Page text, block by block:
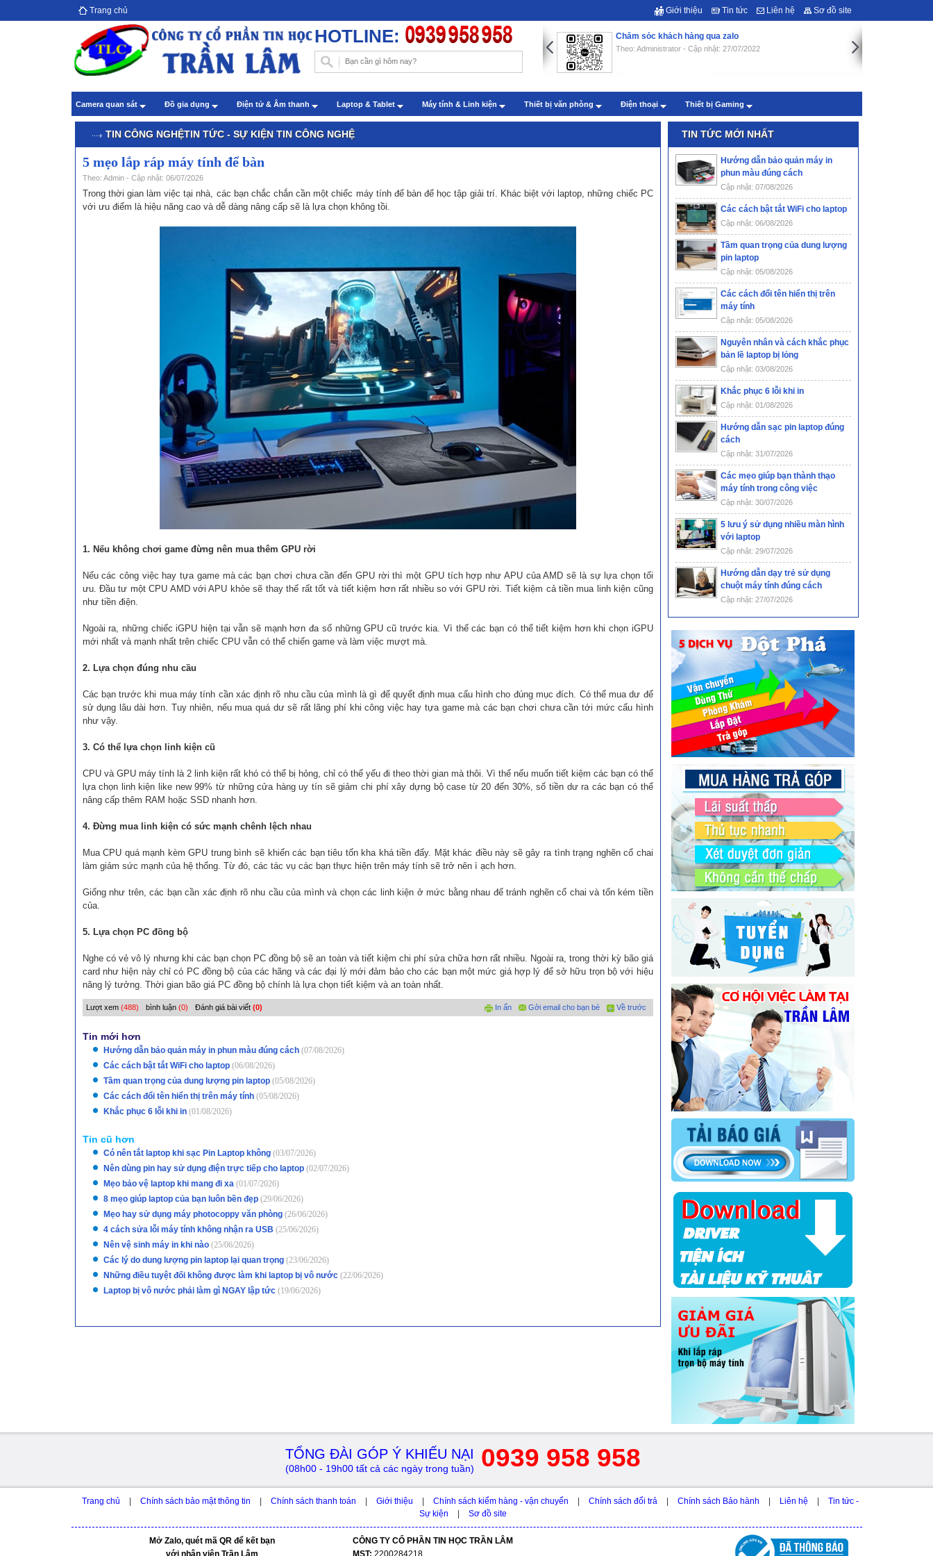
Trang chủ Giới thiệu Tin tức Liên hệ Sơ đồ site
HOTLINE:
Hướng dẫn chèn hình nền trong Word với những thao tác đơn
giản
Theo: Administrator - Cập nhật: 22/07/2019
Chăm sóc khách hàng qua zalo
Theo: Administrator - Cập nhật: 27/07/2022
Chăm sóc khách hàng qua zalo
Theo: Administrator - Cập nhật: 27/07/2022
Camera quan sát Đồ gia dụng Điện tử & Âm thanh Laptop & Tablet Máy tính & Linh kiện Thiết bị văn phòng Điện thoại Thiết bị Gaming
TIN CÔNG NGHỆTIN TỨC - SỰ KIỆN TIN CÔNG NGHỆ
5 mẹo lắp ráp máy tính để bàn
Theo: Admin - Cập nhật: 06/07/2026
Trong thời gian làm việc tại nhà, các bạn chắc chắn cần một chiếc máy tính để bàn để học tập giải trí. Khác biệt với laptop, những chiếc PC
với ưu điểm là hiệu năng cao và dễ dàng nâng cấp sẽ là lựa chọn không tồi.
1. Nếu không chơi game đừng nên mua thêm GPU rời
Nếu các công việc hay tựa game mà các bạn chơi chưa cần đến GPU rời thì một GPU tích hợp như APU của AMD sẽ là sự lựa chọn tối
ưu. Đầu tư một CPU AMD với APU khỏe sẽ thay thế rất tốt và tiết kiệm hơn rất nhiều so với GPU rời. Tiết kiệm cả tiền mua linh kiện cũng
như tiền điện.
Ngoài ra, những chiếc iGPU hiện tại vẫn sẽ mạnh hơn đa số những GPU cũ trước kia. Vì thế các bạn có thể tiết kiệm hơn khi chọn iGPU
mới nhất và mạnh nhất trên chiếc CPU vẫn có thể chiến game và làm việc mượt mà.
2. Lựa chọn đúng nhu cầu
Các bạn trước khi mua máy tính cần xác định rõ nhu cầu của mình là gì để quyết định mua cấu hình cho đúng mục đích. Có thể mua dư để
sử dụng lâu dài hơn. Tuy nhiên, nếu mua quá dư sẽ rất lãng phí khi công việc hay tựa game mà các bạn chơi chưa cần tới mức cấu hình
như vậy.
3. Có thể lựa chọn linh kiện cũ
CPU và GPU máy tính là 2 linh kiện rất khó có thể bị hỏng, chỉ có thể yếu đi theo thời gian mà thôi. Vì thế nếu muốn tiết kiệm các bạn có thể
lựa chọn linh kiện like new 99% từ những cửa hàng uy tín sẽ giảm chi phí xây dựng bộ case từ 20 đến 30%, số tiền dư ra các bạn có thể
nâng cấp thêm RAM hoặc SSD nhanh hơn.
4. Đừng mua linh kiện có sức mạnh chênh lệch nhau
Mua CPU quá mạnh kèm GPU trung bình sẽ khiến các bạn tiêu tốn kha khá tiền đấy. Mặt khác điều này sẽ gây ra tình trạng nghẽn cổ chai
làm giảm sức mạnh của hệ thống. Từ đó, các tác vụ các bạn thực hiện trên máy tính sẽ trở nên ì ạch hơn.
Giống như trên, các bạn cần xác định rõ nhu cầu của mình và chọn các linh kiện ở mức bằng nhau để tránh nghẽn cổ chai và tốn kém tiền
của.
5. Lựa chọn PC đồng bộ
Nghe có vẻ vô lý nhưng khi các bạn chọn PC đồng bộ sẽ an toàn và tiết kiệm chi phí sửa chữa hơn rất nhiều. Ngoài ra, trong thời kỳ bão giá
card như hiện này chỉ có PC đồng bộ của các hãng và các đại lý mới đảm bảo cho các bạn một mức giá hợp lý để sở hữu trọn bộ với hiệu
năng lý tưởng. Thời gian bão giá PC đồng bộ chính là lựa chọn tiết kiệm và an toàn nhất.
Lượt xem (488) bình luận (0) Đánh giá bài viết(0) Về trước
Gởi email cho bạn bè
In ấn
Tin mới hơn
Hướng dẫn bảo quản máy in phun màu đúng cách (07/08/2026)
Các cách bật tắt WiFi cho laptop (06/08/2026)
Tầm quan trọng của dung lượng pin laptop (05/08/2026)
Các cách đổi tên hiển thị trên máy tính (05/08/2026)
Khắc phục 6 lỗi khi in (01/08/2026)
Tin cũ hơn
Có nên tắt laptop khi sạc Pin Laptop không (03/07/2026)
Nên dùng pin hay sử dụng điện trực tiếp cho laptop (02/07/2026)
Mẹo bảo vệ laptop khi mang đi xa (01/07/2026)
8 mẹo giúp laptop của bạn luôn bền đẹp (29/06/2026)
Mẹo hay sử dụng máy photocoppy văn phòng (26/06/2026)
4 cách sửa lỗi máy tính không nhận ra USB (25/06/2026)
Nên vệ sinh máy in khi nào (25/06/2026)
Các lý do dung lượng pin laptop lại quan trọng (23/06/2026)
Những điều tuyệt đối không được làm khi laptop bị vô nước (22/06/2026)
Laptop bị vô nước phải làm gì NGAY lập tức (19/06/2026)
TIN TỨC MỚI NHẤT
Hướng dẫn bảo quản máy in
phun màu đúng cách
Cập nhật: 07/08/2026
Các cách bật tắt WiFi cho laptop
Cập nhật: 06/08/2026
Tầm quan trọng của dung lượng
pin laptop
Cập nhật: 05/08/2026
Các cách đổi tên hiển thị trên
máy tính
Cập nhật: 05/08/2026
Nguyên nhân và cách khắc phục
bản lề laptop bị lỏng
Cập nhật: 03/08/2026
Khắc phục 6 lỗi khi in
Cập nhật: 01/08/2026
Hướng dẫn sạc pin laptop đúng
cách
Cập nhật: 31/07/2026
Các mẹo giúp bạn thành thạo
máy tính trong công việc
Cập nhật: 30/07/2026
5 lưu ý sử dụng nhiều màn hình
với laptop
Cập nhật: 29/07/2026
Hướng dẫn dạy trẻ sử dụng
chuột máy tính đúng cách
Cập nhật: 27/07/2026
TỔNG ĐÀI GÓP Ý KHIẾU NẠI
(08h00 - 19h00 tất cả các ngày trong tuần) 0939 958 958
Trang chủ Chính sách bảo mật thông tin Chính sách thanh toán Giới thiệu Chính sách kiểm hàng - vận chuyển Chính sách đổi trả Chính sách Bảo hành Liên hệ
Tin tức -
Sự kiện
Sơ đồ site
Mở Zalo, quét mã QR để kết bạn
CÔNG TY CỔ PHẦN TIN HỌC TRẦN LÂM